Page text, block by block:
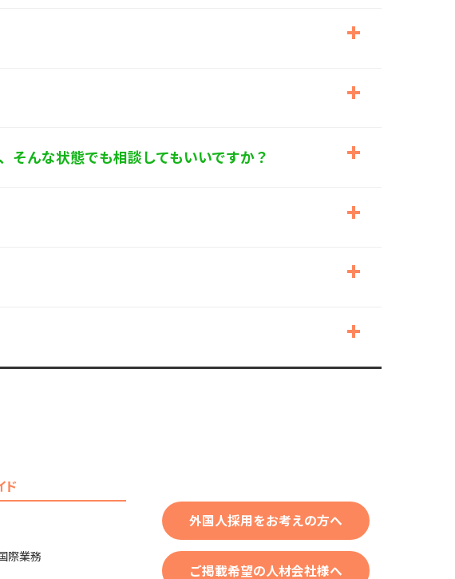
んな状態でも相談してもいいですか？
ド
際業務
外国人採用をお考えの方へ
ご掲載希望の人材会社様へ